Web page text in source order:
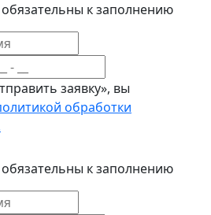
к заполнению
заявку», вы
обработки
к заполнению